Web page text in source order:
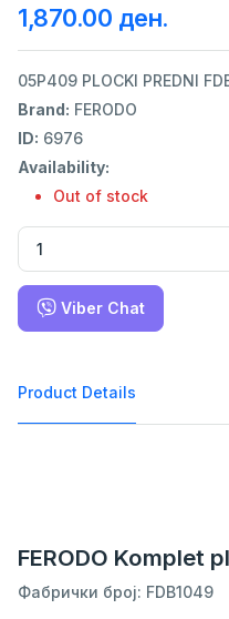
1,870.00 ден.
05P409 PLOCKI PREDNI
Brand: FERODO
ID: 6976
Availability:
Out of stock
Viber Chat
Product Details
FERODO Komplet
Фабрички број: FDB1049